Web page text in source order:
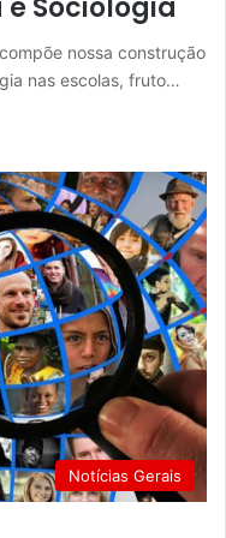
Sociologia
nossa construção
nas escolas, fruto…
Notícias Gerais